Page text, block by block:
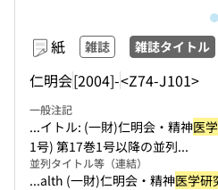
紙 雑誌 雑誌タイトル
仁明会[2004]-<Z74-J101>
一般注記
...イトル: (一財)仁明会・精神医
1号) 第17巻1号以降の並列...
並列タイトル等（連結）
...alth (一財)仁明会・精神医学研